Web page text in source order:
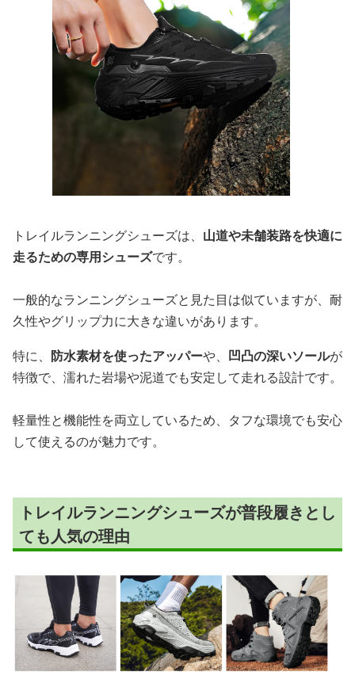
トレイルランニングシューズは、 山道や未舗装路を快適に
走るための専用シューズです。
一般的なランニングシューズと見た目は似ていますが、耐
久性やグリップ力に大きな違いがあります。
特に、 防水素材を使ったアッパーや、 凹凸の深いソールが
特徴で、濡れた岩場や泥道でも安定して走れる設計です。
軽量性と機能性を両立しているため、タフな環境でも安心
して使えるのが魅力です。
トレイルランニングシューズが普段履きとし
ても人気の理由